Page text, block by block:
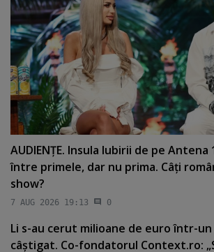
AUDIENŢE. Insula Iubirii de pe Antena
între primele, dar nu prima. Câţi
show?
7 AUG 2026 19:13 0
Li s-au cerut milioane de euro într-un
câştigat. Co-fondatorul Context.ro: